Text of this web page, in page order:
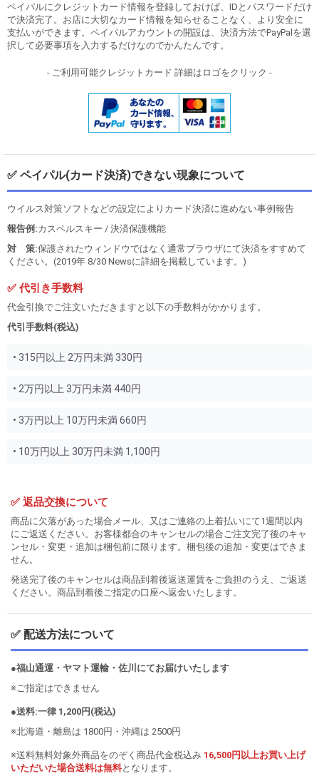
ペイパルにクレジットカード情報を登録しておけば、IDとパスワードだけ
で決済完了。お店に大切なカード情報を知らせることなく、より安全に
支払いができます。ペイパルアカウントの開設は、決済方法でPayPalを選
択して必要事項を入力するだけなのでかんたんです。
- ご利用可能クレジットカード 詳細はロゴをクリック -
✅ ペイパル(カード決済)できない現象について
ウイルス対策ソフトなどの設定によりカード決済に進めない事例報告
報告例:カスペルスキー / 決済保護機能
対 策:保護されたウィンドウではなく通常ブラウザにて決済をすすめて
ください。(2019年 8/30 Newsに詳細を掲載しています。)
✅ 代引き手数料
代金引換でご注文いただきますと以下の手数料がかかります。
代引手数料(税込)
• 315円以上 2万円未満 330円
• 2万円以上 3万円未満 440円
• 3万円以上 10万円未満 660円
• 10万円以上 30万円未満 1,100円
✅ 返品交換について
商品に欠落があった場合メール、又はご連絡の上着払いにて1週間以内
にご返送ください。お客様都合のキャンセルの場合ご注文完了後のキャ
ンセル・変更・追加は梱包前に限ります。梱包後の追加・変更はできま
せん。
発送完了後のキャンセルは商品到着後返送運賃をご負担のうえ、ご返送
ください。商品到着後ご指定の口座へ返金いたします。
✅ 配送方法について
●福山通運・ヤマト運輸・佐川にてお届けいたします
※ご指定はできません
●送料:一律 1,200円(税込)
※北海道・離島は 1800円・沖縄は 2500円
※送料無料対象外商品をのぞく商品代金税込み 16,500円以上お買い上げ
いただいた場合送料は無料となります。